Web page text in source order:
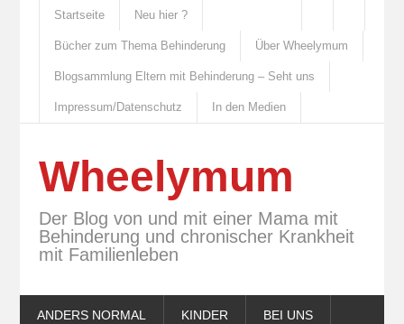
Startseite Neu hier ?
Bücher zum Thema Behinderung Über Wheelymum
Blogsammlung Eltern mit Behinderung – Seht uns
Impressum/Datenschutz In den Medien
Wheelymum
Der Blog von und mit einer Mama mit
Behinderung und chronischer Krankheit
mit Familienleben
ANDERS NORMAL KINDER BEI UNS